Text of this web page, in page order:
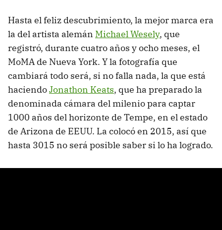
Hasta el feliz descubrimiento, la mejor marca era
la del artista alemán Michael Wesely, que
registró, durante cuatro años y ocho meses, el
MoMA de Nueva York. Y la fotografía que
cambiará todo será, si no falla nada, la que está
haciendoJonathon Keats, que ha preparado la
denominada cámara del milenio para captar
1000 años del horizonte de Tempe, en el estado
de Arizona de EEUU. La colocó en 2015, así que
hasta 3015 no será posible saber si lo ha logrado.